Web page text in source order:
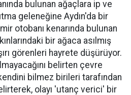
bulunan ağaçlara ip ve
geleneğine Aydın'da bir
otobanı kenarında bulunan
bir ağaca asılmış
görenleri hayrete düşürüyor.
belirten çevre
bilmez birileri tarafından
olayı 'utanç verici' bir